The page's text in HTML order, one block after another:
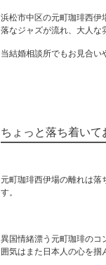
浜松市中区の元町珈琲西伊
落なジャズが流れ、大人な
当結婚相談所でもお見合い
ちょっと落ち着いて
元町珈琲西伊場の離れは落
す。
異国情緒漂う元町珈琲のコ
囲気はまた日本人の心を掴